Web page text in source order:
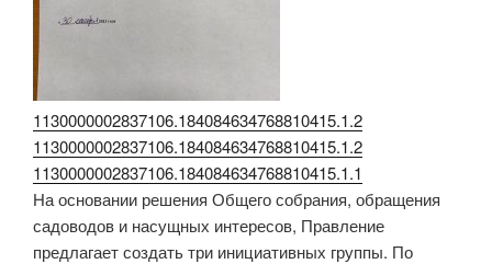
1130000002837106.184084634768810415.1.2
1130000002837106.184084634768810415.1.2
1130000002837106.184084634768810415.1.1
На основании решения Общего собрания, обращения
садоводов и насущных интересов, Правление
предлагает создать три инициативных группы. По